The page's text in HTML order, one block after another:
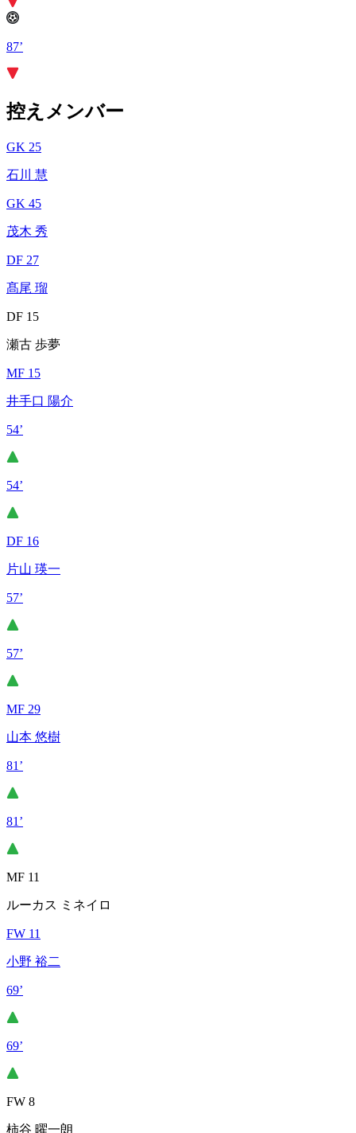
87’
控えメンバー
GK 25
石川 慧
GK 45
茂木 秀
DF 27
髙尾 瑠
DF 15
瀬古 歩夢
MF 15
井手口 陽介
54’
54’
DF 16
片山 瑛一
57’
57’
MF 29
山本 悠樹
81’
81’
MF 11
ルーカス ミネイロ
FW 11
小野 裕二
69’
69’
FW 8
柿谷 曜一朗